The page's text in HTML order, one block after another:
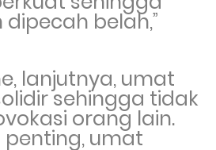
belah,”
lanjutnya, umat
sehingga tidak
orang lain.
penting, umat